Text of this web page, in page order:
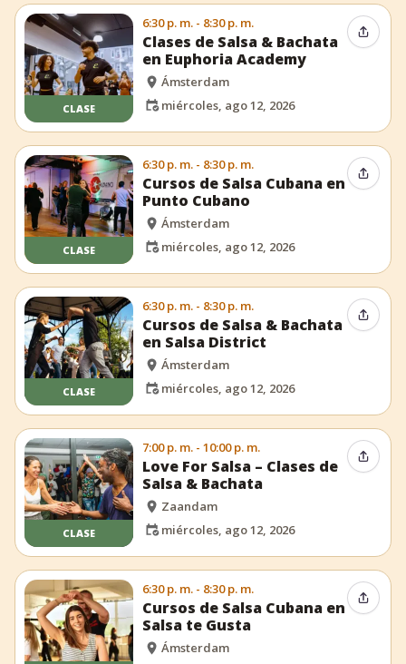
CLASE
6:30 p. m. - 8:30 p. m.
Clases de Salsa & Bachata
en Euphoria Academy
Ámsterdam
miércoles, ago 12, 2026
CLASE
6:30 p. m. - 8:30 p. m.
Cursos de Salsa Cubana en
Punto Cubano
Ámsterdam
miércoles, ago 12, 2026
CLASE
6:30 p. m. - 8:30 p. m.
Cursos de Salsa & Bachata
en Salsa District
Ámsterdam
miércoles, ago 12, 2026
CLASE
7:00 p. m. - 10:00 p. m.
Love For Salsa – Clases de
Salsa & Bachata
Zaandam
miércoles, ago 12, 2026
6:30 p. m. - 8:30 p. m.
Cursos de Salsa Cubana en
Salsa te Gusta
Ámsterdam